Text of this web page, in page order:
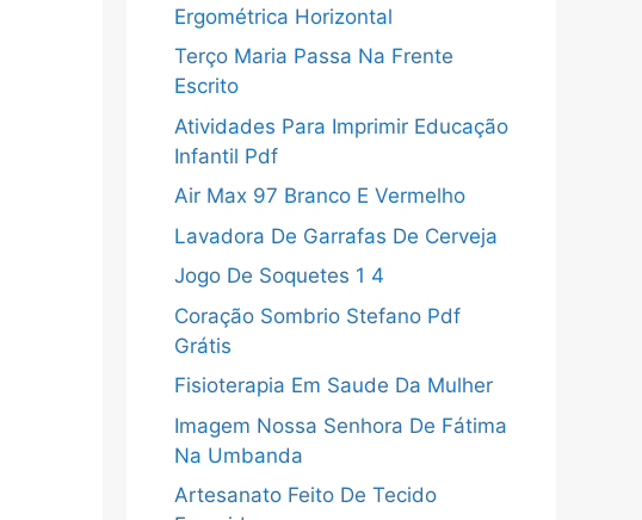
Ergométrica Horizontal
Terço Maria Passa Na Frente
Escrito
Atividades Para Imprimir Educação
Infantil Pdf
Air Max 97 Branco E Vermelho
Lavadora De Garrafas De Cerveja
Jogo De Soquetes 1 4
Coração Sombrio Stefano Pdf
Grátis
Fisioterapia Em Saude Da Mulher
Imagem Nossa Senhora De Fátima
Na Umbanda
Artesanato Feito De Tecido